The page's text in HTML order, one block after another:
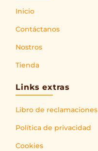
Inicio
Contáctanos
Nostros
Tienda
Links extras
Libro de reclamaciones
Política de privacidad
Cookies